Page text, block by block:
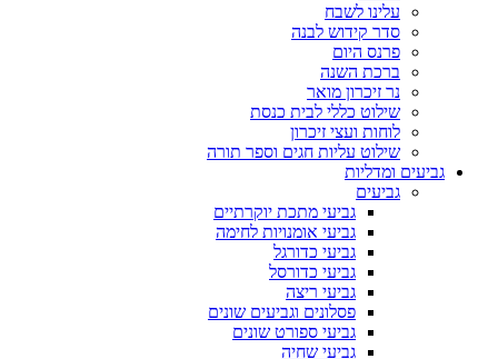
עלינו לשבח
סדר קידוש לבנה
פרנס היום
ברכת השנה
נר זיכרון מואר
שילוט כללי לבית כנסת
לוחות ועצי זיכרון
שילוט עליות חגים וספר תורה
גביעים ומדליות
גביעים
גביעי מתכת יוקרתיים
גביעי אומנויות לחימה
גביעי כדורגל
גביעי כדורסל
גביעי ריצה
פסלונים וגביעים שונים
גביעי ספורט שונים
גביעי שחיה